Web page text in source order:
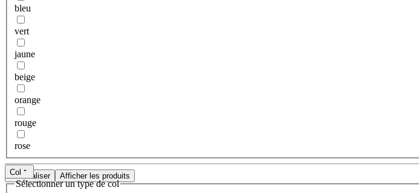
bleu
vert
jaune
beige
orange
rouge
rose
Réinitialiser Afficher les produits
Col
Sélectionner un type de col